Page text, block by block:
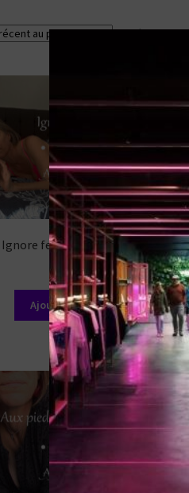
5 résultats
Ignore feet #7 ( The pose )
11,99€
Ajouter au panier